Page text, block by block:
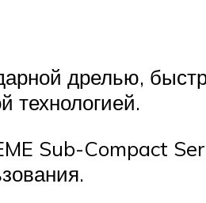
дрелью,
технологией.
Sub-Compact